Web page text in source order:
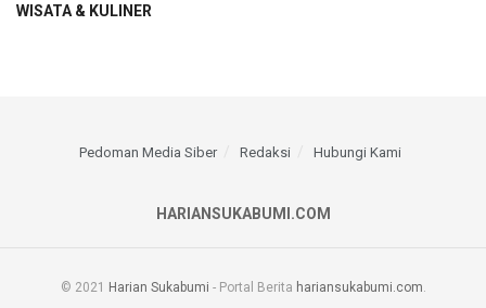
WISATA & KULINER
Pedoman Media Siber Redaksi Hubungi Kami
HARIANSUKABUMI.COM
© 2021 Harian Sukabumi - Portal Berita hariansukabumi.com